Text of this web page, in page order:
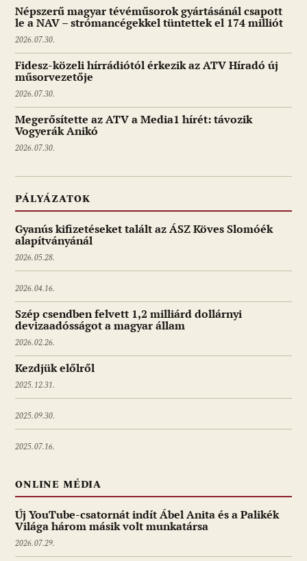
Népszerű magyar tévéműsorok gyártásánál csapott
le a NAV – strómancégekkel tüntettek el 174 milliót
2026.07.30.
Fidesz-közeli hírrádiótól érkezik az ATV Híradó új
műsorvezetője
2026.07.30.
Megerősítette az ATV a Media1 hírét: távozik
Vogyerák Anikó
2026.07.30.
PÁLYÁZATOK
Gyanús kifizetéseket talált az ÁSZ Köves Slomóék
alapítványánál
2026.05.28.
2026.04.16.
Szép csendben felvett 1,2 milliárd dollárnyi
devizaadósságot a magyar állam
2026.02.26.
Kezdjük előlről
2025.12.31.
2025.09.30.
2025.07.16.
ONLINE MÉDIA
Új YouTube-csatornát indít Ábel Anita és a Palikék
Világa három másik volt munkatársa
2026.07.29.